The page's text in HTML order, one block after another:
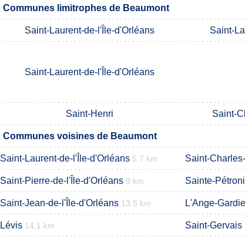
Communes limitrophes de Beaumont
Saint-Laurent-de-l'Île-d'Orléans Saint-
Saint-Laurent-de-l'Île-d'Orléans
Saint-Henri Saint-
Communes voisines de Beaumont
Saint-Laurent-de-l'Île-d'Orléans 5.7 km Saint-
Saint-Pierre-de-l'Île-d'Orléans 9 km Sainte-
Saint-Jean-de-l'Île-d'Orléans 13.5 km L'Ange-
Lévis 14.1 km Saint-Gervais